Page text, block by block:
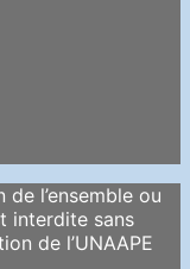
l’ensemble ou
interdite sans
de l’UNAAPE